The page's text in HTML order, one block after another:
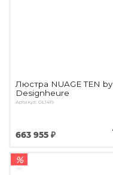
Люстра NUAGE TEN by
Designheure
Артикул: OL1419
663 955 ₽
%